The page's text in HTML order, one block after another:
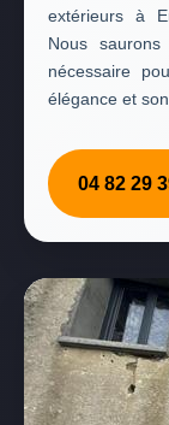
extérieurs à
Nous
nécessaire
élégance et
04 82 29